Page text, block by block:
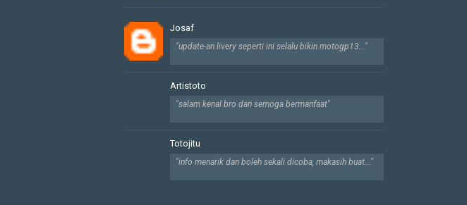
Josaf
"update-an livery seperti ini selalu bikin motogp13..."
Artistoto
"salam kenal bro dan semoga bermanfaat"
Totojitu
"info menarik dan boleh sekali dicoba, makasih buat..."